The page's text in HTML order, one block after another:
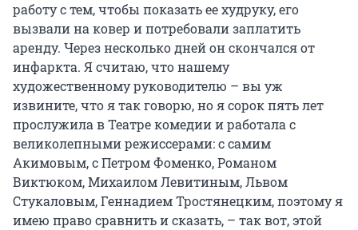
работу с тем, чтобы показать ее худруку, его
вызвали на ковер и потребовали заплатить
аренду. Через несколько дней он скончался от
инфаркта. Я считаю, что нашему
художественному руководителю – вы уж
извините, что я так говорю, но я сорок пять лет
прослужила в Театре комедии и работала с
великолепными режиссерами: с самим
Акимовым, с Петром Фоменко, Романом
Виктюком, Михаилом Левитиным, Львом
Стукаловым, Геннадием Тростянецким, поэтому я
имею право сравнить и сказать, – так вот, этой